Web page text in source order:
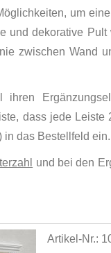
um
und dekorative Pult
zwischen Wand
dass jede Leiste
in das Bestellfeld ein.
und bei den
Artikel-Nr.: